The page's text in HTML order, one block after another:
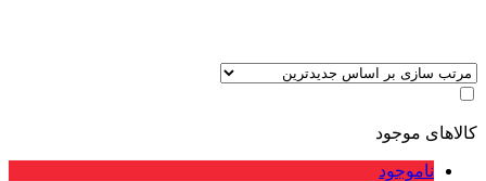
کالاهای موجود
ناموجود